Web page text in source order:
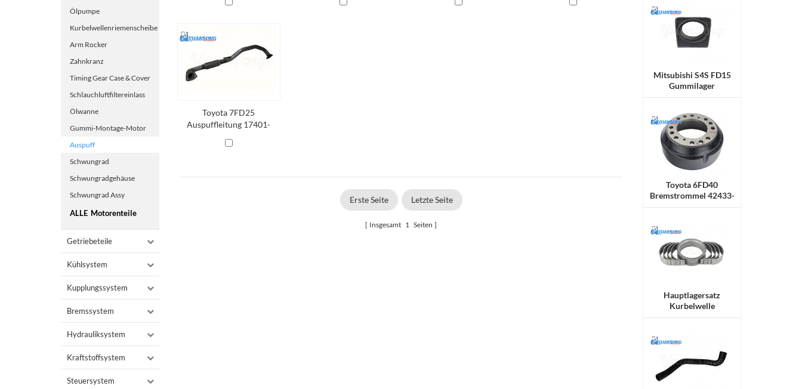
Ölpumpe
Kurbelwellenriemenscheibe
Arm Rocker
Zahnkranz
Timing Gear Case & Cover
Schlauchluftfiltereinlass
Ölwanne
Gummi-Montage-Motor
Auspuff
Schwungrad
Schwungradgehäuse
Schwungrad Assy
ALLE Motorenteile
Getriebeteile
Kühlsystem
Kupplungssystem
Bremssystem
Hydrauliksystem
Kraftstoffsystem
Steuersystem
Mitsubishi S4S FD15
Gummilager
Toyota 6FD40
Bremstrommel 42433-
30551-71
Hauptlagersatz
Kurbelwelle
Auspuffleitung
Toyota 7FD25
Auspuffleitung 17401-
Auspuffleitung.
Erste Seite Letzte Seite
Insgesamt 1 Seiten